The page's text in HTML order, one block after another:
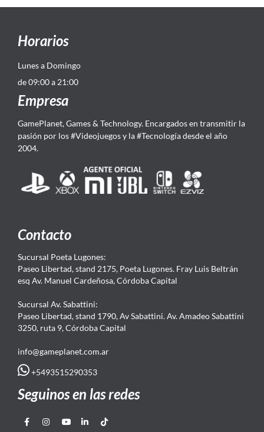
Horarios
Lunes a Domingo
de 09:00 a 21:00
Empresa
GamePlanet, Games & Technology. Encargados en transmitir la
pasión por los #Videojuegos y la #Tecnología desde el año
2004.
Contacto
Sucursal Poeta Lugones:
Paseo Libertad, stand 2175, Poeta Lugones. Fray Luis Beltrán
esq Av. Manuel Cardeñosa, Córdoba Capital
Sucursal Av. Sabattini:
Paseo Libertad, stand 1790, Av Sabattini. Av. Amadeo Sabattini
3250, ruta 9, Córdoba Capital
info@gameplanet.com.ar
+5493515290353
Seguinos en las redes